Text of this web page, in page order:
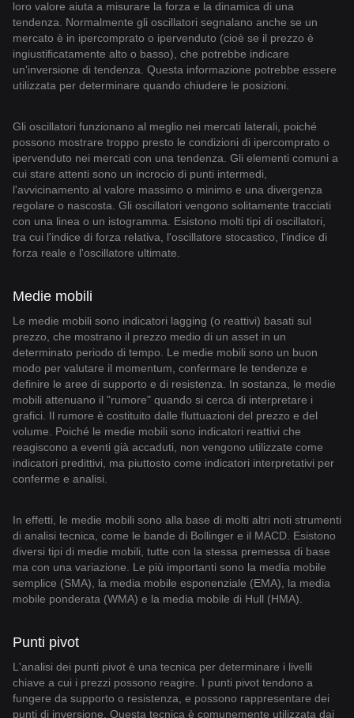
loro valore aiuta a misurare la forza e la dinamica di una
tendenza. Normalmente gli oscillatori segnalano anche se un
mercato è in ipercomprato o ipervenduto (cioè se il prezzo è
ingiustificatamente alto o basso), che potrebbe indicare
un'inversione di tendenza. Questa informazione potrebbe essere
utilizzata per determinare quando chiudere le posizioni.
Gli oscillatori funzionano al meglio nei mercati laterali, poiché
possono mostrare troppo presto le condizioni di ipercomprato o
ipervenduto nei mercati con una tendenza. Gli elementi comuni a
cui stare attenti sono un incrocio di punti intermedi,
l'avvicinamento al valore massimo o minimo e una divergenza
regolare o nascosta. Gli oscillatori vengono solitamente tracciati
con una linea o un istogramma. Esistono molti tipi di oscillatori,
tra cui l'indice di forza relativa, l'oscillatore stocastico, l'indice di
forza reale e l'oscillatore ultimate.
Medie mobili
Le medie mobili sono indicatori lagging (o reattivi) basati sul
prezzo, che mostrano il prezzo medio di un asset in un
determinato periodo di tempo. Le medie mobili sono un buon
modo per valutare il momentum, confermare le tendenze e
definire le aree di supporto e di resistenza. In sostanza, le medie
mobili attenuano il "rumore" quando si cerca di interpretare i
grafici. Il rumore è costituito dalle fluttuazioni del prezzo e del
volume. Poiché le medie mobili sono indicatori reattivi che
reagiscono a eventi già accaduti, non vengono utilizzate come
indicatori predittivi, ma piuttosto come indicatori interpretativi per
conferme e analisi.
In effetti, le medie mobili sono alla base di molti altri noti strumenti
di analisi tecnica, come le bande di Bollinger e il MACD. Esistono
diversi tipi di medie mobili, tutte con la stessa premessa di base
ma con una variazione. Le più importanti sono la media mobile
semplice (SMA), la media mobile esponenziale (EMA), la media
mobile ponderata (WMA) e la media mobile di Hull (HMA).
Punti pivot
L'analisi dei punti pivot è una tecnica per determinare i livelli
chiave a cui i prezzi possono reagire. I punti pivot tendono a
fungere da supporto o resistenza, e possono rappresentare dei
punti di inversione. Questa tecnica è comunemente utilizzata dai